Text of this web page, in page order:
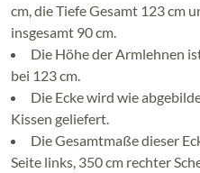
cm, die Tiefe Gesamt 123 cm
insgesamt 90 cm.
Die Höhe der Armlehnen
bei 123 cm.
Die Ecke wird wie
Kissen geliefert.
Die Gesamtmaße dieser
Seite links, 350 cm rechter